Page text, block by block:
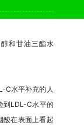
和甘油三酯水
C水平补充的人
到LDL-C水平的
酸在表面上看起